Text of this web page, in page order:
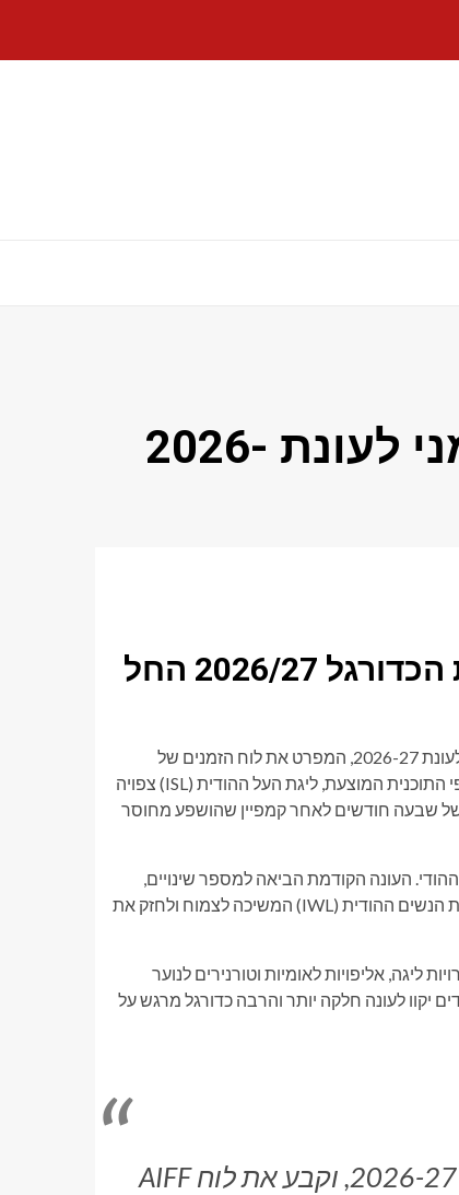
AIFF משחררת לוח שנה זמני לעונת 2026-
גביע דוראנד אמור להתחיל את עונת הכדורגל 2026/27 החל
התאחדות הכדורגל של כל הודו (AIFF) פרסמה את לוח השנה הטנטטיבי לעונת 2026-27, המפרט את לוח הזמנים של
הליגות המקומיות והאליפויות הלאומיות בכדורגל גברים ונשים כאחד. על פי התוכנית המוצעת, ליגת העל ההודית (ISL) צפויה
אותה לעונה שלמה של שבעה חודשים לאחר קמפיין שהושפע מחוסר
ההודי. העונה הקודמת הביאה למספר שינויים,
כולל מיתוג מחדש של ה-I-League לליגת הכדורגל ההודית (IFL), בעוד ליגת הנשים ההודית (IWL) המשיכה לצמוח ולחזק את
תחרויות ליגה, אליפויות לאומיות וטורנירים לנוער
יקוו לעונה חלקה יותר והרבה כדורגל מרגש על
AIFF חשפה את לוח השנה הטנטטיבי שלה לעונת 2026-27, וקבע את לוח